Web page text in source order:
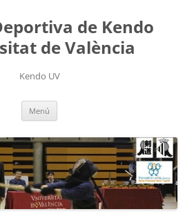
de Kendo
de València
Kendo UV
Menú